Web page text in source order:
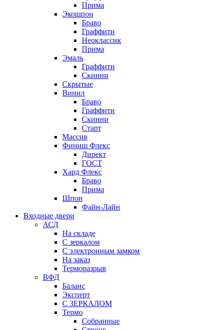
Прима
Экошпон
Браво
Граффити
Неоклассик
Прима
Эмаль
Граффити
Скинни
Скрытые
Винил
Браво
Граффити
Скинни
Старт
Массив
Финиш Флекс
Директ
ГОСТ
Хард Флекс
Браво
Прима
Шпон
Файн-Лайн
Входные двери
АСД
На складе
С зеркалом
С электронным замком
На заказ
Терморазрыв
ВФД
Баланс
Эксперт
С ЗЕРКАЛОМ
Термо
Собранные